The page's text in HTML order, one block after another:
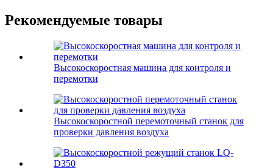
Рекомендуемые товары
Высокоскоростная машина для контроля и
перемотки
Высокоскоростной перемоточный станок для
проверки давления воздуха